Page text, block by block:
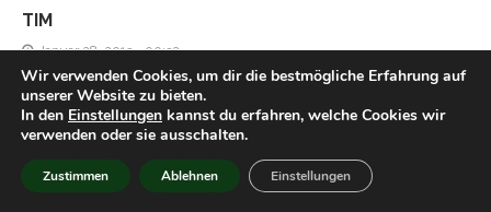
TIM
Januar 28, 2013 - 00:32
Hmm aber gegen ein gutes Licher kommt das doch nicht
an, oder?
HIACYNTA
Wir verwenden Cookies, um dir die bestmögliche Erfahrung auf
unserer Website zu bieten.
In den Einstellungen kannst du erfahren, welche Cookies wir
verwenden oder sie ausschalten.
Zustimmen Ablehnen Einstellungen